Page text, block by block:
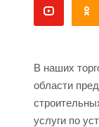
В наших
области
услуги по